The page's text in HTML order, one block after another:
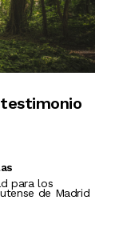
testimonio
para los
de Madrid